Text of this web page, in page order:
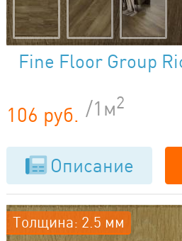
Fine Floor Group
106 руб. /1м2
Описание
Толщина: 2.5 мм